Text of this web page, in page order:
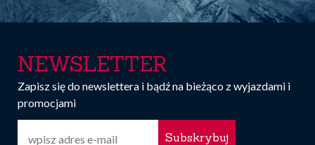
NEWSLETTER
mail
Zapisz się do newslettera i bądź na bieżąco z wyjazdami i
promocjami